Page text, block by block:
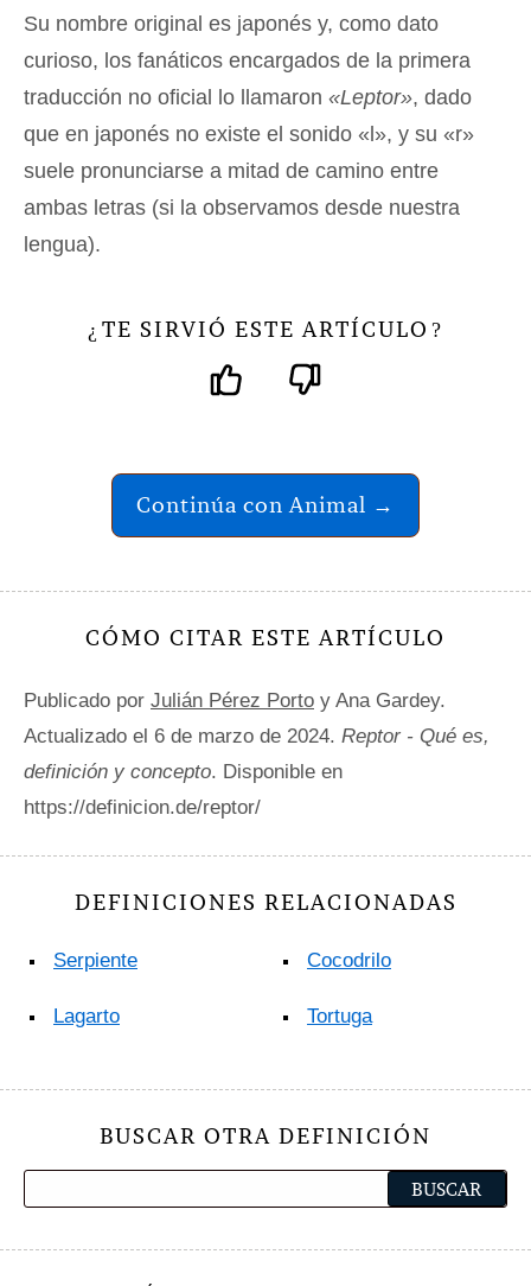
Su nombre original es japonés y, como dato
curioso, los fanáticos encargados de la primera
traducción no oficial lo llamaron «Leptor», dado
que en japonés no existe el sonido «l», y su «r»
suele pronunciarse a mitad de camino entre
ambas letras (si la observamos desde nuestra
lengua).
¿ TE SIRVIÓ ESTE ARTÍCULO ?
Continúa con Animal →
CÓMO CITAR ESTE ARTÍCULO
Publicado por Julián Pérez Porto y Ana Gardey.
Actualizado el 6 de marzo de 2024. Reptor - Qué es,
definición y concepto. Disponible en
https://definicion.de/reptor/
DEFINICIONES RELACIONADAS
Serpiente
Lagarto
Cocodrilo
Tortuga
BUSCAR OTRA DEFINICIÓN